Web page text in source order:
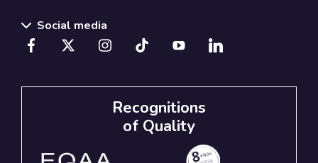
Social media
Recognitions
of Quality